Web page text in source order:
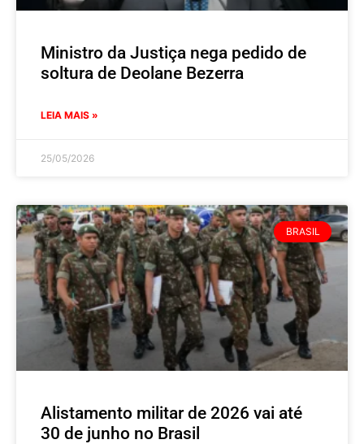
Ministro da Justiça nega pedido de
soltura de Deolane Bezerra
LEIA MAIS »
25/05/2026
BRASIL
Alistamento militar de 2026 vai até
30 de junho no Brasil